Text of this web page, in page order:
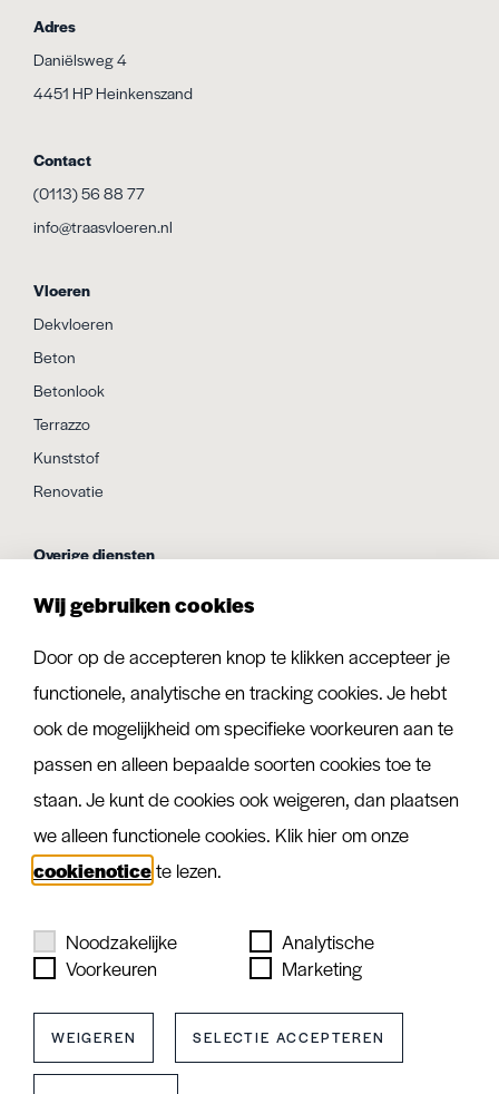
Adres
Daniëlsweg 4
4451 HP Heinkenszand
Contact
(0113) 56 88 77
info@traasvloeren.nl
Vloeren
Dekvloeren
Beton
Betonlook
Terrazzo
Kunststof
Renovatie
Overige diensten
Vloerverwarming
Houten vloer vervangen
Vloer egaliseren
Wij gebruiken cookies
Door op de accepteren knop te klikken accepteer je
functionele, analytische en tracking cookies. Je hebt
ook de mogelijkheid om specifieke voorkeuren aan te
passen en alleen bepaalde soorten cookies toe te
staan. Je kunt de cookies ook weigeren, dan plaatsen
we alleen functionele cookies. Klik hier om onze
cookienoticete lezen.
Noodzakelijke
Analytische
Voorkeuren
Marketing
WEIGEREN SELECTIE ACCEPTEREN